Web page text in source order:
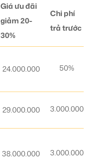
Giá ưu đãi
giảm 20-
30%
Chi phí
trả trước
24.000.000 50%
29.000.000 3.000.000
38.000.000 3.000.000